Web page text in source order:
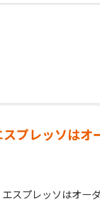
プレッソはオ
スプレッソはオー